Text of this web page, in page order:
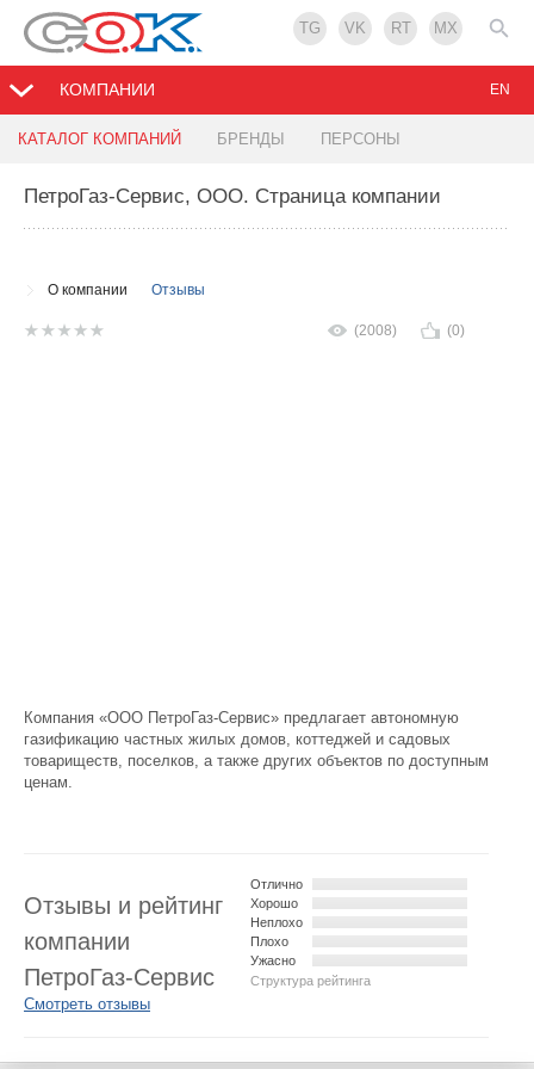
TG VK RT MX
КОМПАНИИ
КАТАЛОГ КОМПАНИЙ БРЕНДЫ ПЕРСОНЫ
EN
ПетроГаз-Сервис, ООО. Страница компании
О компании Отзывы
(2008) (0)
Компания «ООО ПетроГаз-Сервис» предлагает автономную
газификацию частных жилых домов, коттеджей и садовых
товариществ, поселков, а также других объектов по доступным
ценам.
Структура рейтинга
Отлично
Хорошо
Неплохо
Плохо
Ужасно
Отзывы и рейтинг
компании
ПетроГаз-Сервис
Смотреть отзывы